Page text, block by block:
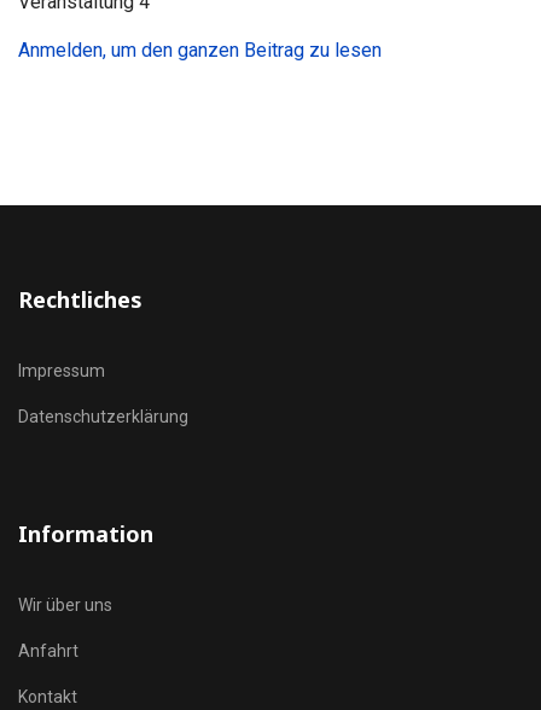
Anmelden, um den ganzen Beitrag zu lesen
Rechtliches
Impressum
Datenschutzerklärung
Information
Wir über uns
Anfahrt
Kontakt